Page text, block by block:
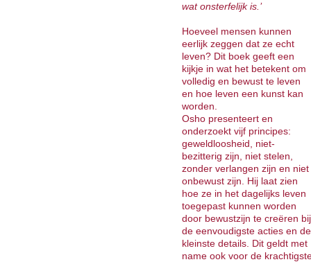
wat onsterfelijk is.’
Hoeveel mensen kunnen
eerlijk zeggen dat ze echt
leven? Dit boek geeft een
kijkje in wat het betekent om
volledig en bewust te leven
en hoe leven een kunst kan
worden.
Osho presenteert en
onderzoekt vijf principes:
geweldloosheid, niet-
bezitterig zijn, niet stelen,
zonder verlangen zijn en niet
onbewust zijn. Hij laat zien
hoe ze in het dagelijks leven
toegepast kunnen worden
door bewustzijn te creëren bij
de eenvoudigste acties en de
kleinste details. Dit geldt met
name ook voor de